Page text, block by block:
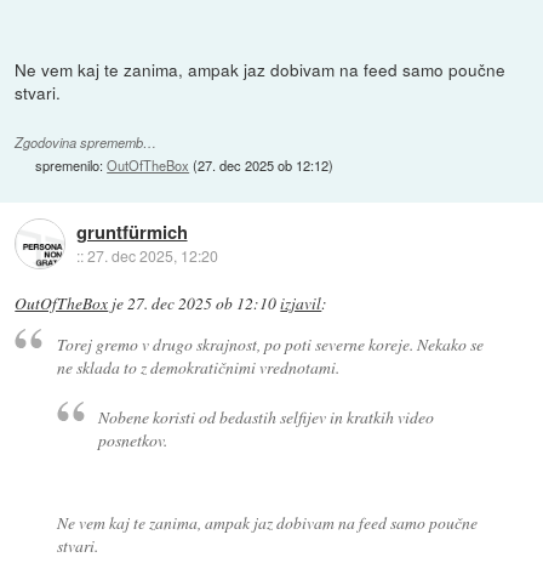
Ne vem kaj te zanima, ampak jaz dobivam na feed samo poučne
stvari.
Zgodovina sprememb…
spremenilo:OutOfTheBox (27. dec 2025 ob 12:12)
gruntfürmich
::27. dec 2025, 12:20
OutOfTheBox je27. dec 2025 ob 12:10izjavil:
Torej gremo v drugo skrajnost, po poti severne koreje. Nekako se
ne sklada to z demokratičnimi vrednotami.
Nobene koristi od bedastih selfijev in kratkih video
posnetkov.
Ne vem kaj te zanima, ampak jaz dobivam na feed samo poučne
stvari.